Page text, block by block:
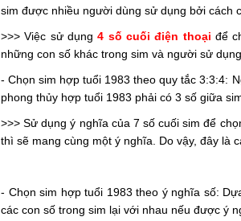
sim được nhiều người dùng sử dụng bởi cách
>>> Việc sử dụng4 số cuối điện thoại để
những con số khác trong sim và người sử dụng.
- Chọn sim hợp tuổi 1983 theo quy tắc 3:3:4:
phong thủy hợp tuổi 1983 phải có 3 số giữa
>>> Sử dụng ý nghĩa của 7 số cuối sim để
thì sẽ mang cùng một ý nghĩa. Do vậy, đây là
- Chọn sim hợp tuổi 1983 theo ý nghĩa số:
các con số trong sim lại với nhau nếu được ý